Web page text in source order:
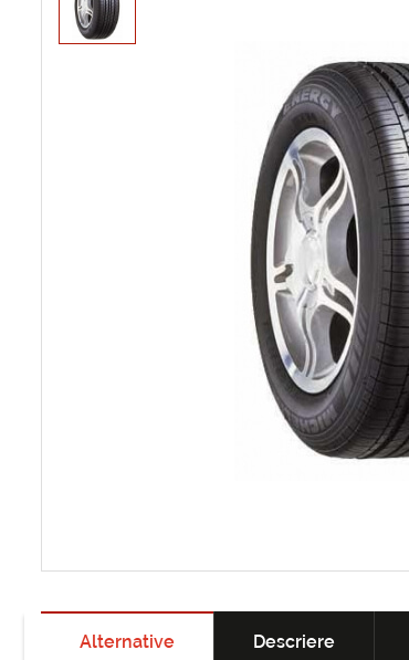
Alternative Descriere